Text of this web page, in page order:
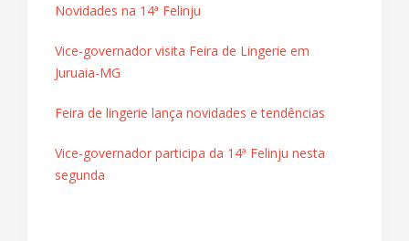
Novidades na 14ª Felinju
Vice-governador visita Feira de Lingerie em
Juruaia-MG
Feira de lingerie lança novidades e tendências
Vice-governador participa da 14ª Felinju nesta
segunda